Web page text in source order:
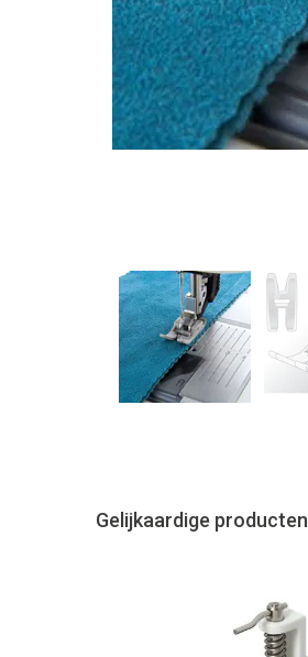
Gelijkaardige producten